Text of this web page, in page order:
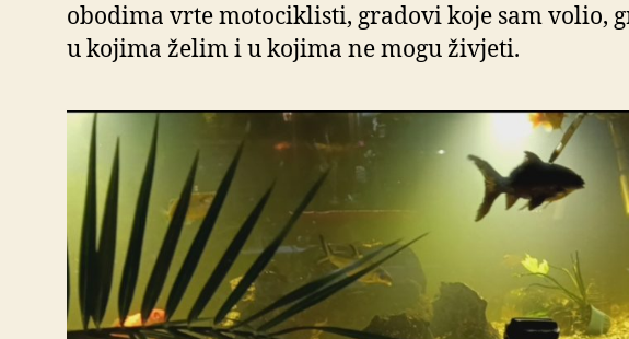
obodima vrte motociklisti, gradovi koje sam volio,
u kojima želim i u kojima ne mogu živjeti.